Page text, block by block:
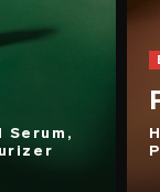
Serum,